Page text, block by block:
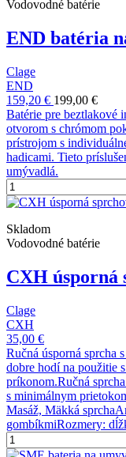
Vodovodné batérie
END batéria
Clage
END
159,20 € 199,00 €
Batérie pre beztlakové
otvorom s chrómom
prístrojom s
hadicami. Tieto
umývadlá.
Skladom
Vodovodné batérie
CXH
Clage
CXH
35,00 €
Ručná úsporná sprcha
dobre hodí na použitie
príkonom.Ručná
s minimálnym
Masáž, Mäkká
gombíkmiRozmery: